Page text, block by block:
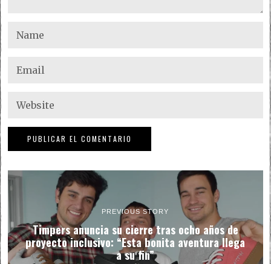
PREVIOUS STORY
Timpers anuncia su cierre tras ocho años de
proyecto inclusivo: “Esta bonita aventura llega
a su fin”